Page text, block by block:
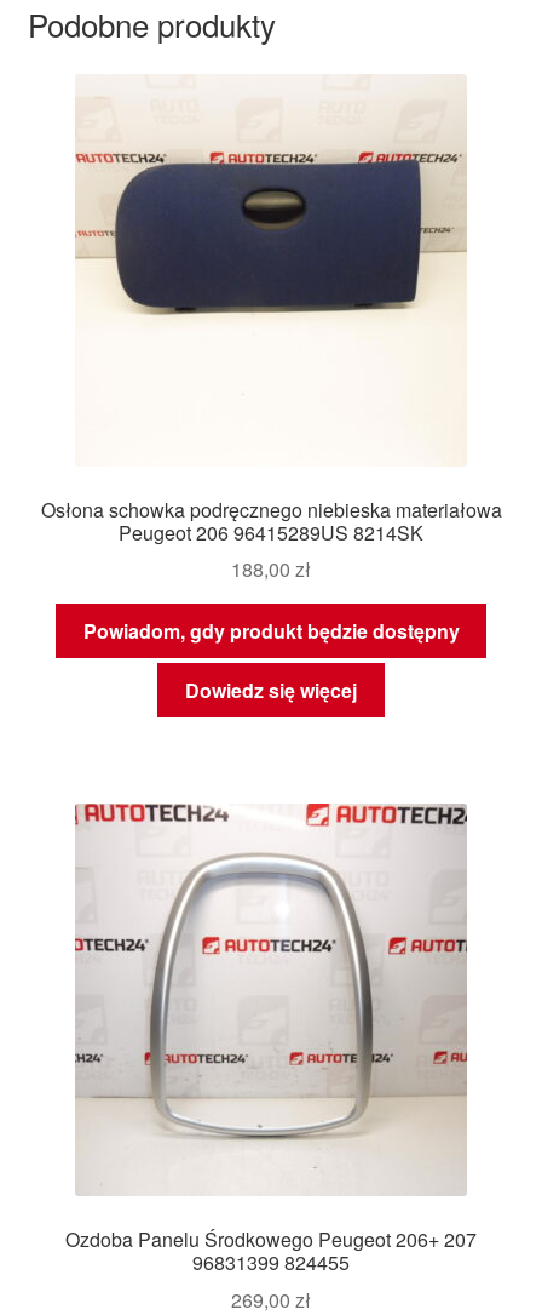
Podobne produkty
Osłona schowka podręcznego niebieska materiałowa
Peugeot 206 96415289US 8214SK
188,00 zł
Powiadom, gdy produkt będzie dostępny
Dowiedz się więcej
Ozdoba Panelu Środkowego Peugeot 206+ 207
96831399 824455
269,00 zł